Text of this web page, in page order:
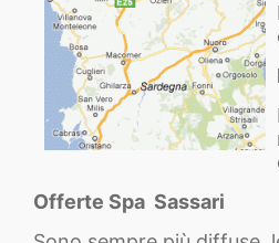
Offerte Spa Sassari